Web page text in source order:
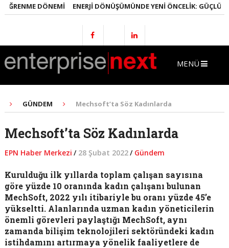
DÖNEMI ENERJI DÖNÜŞÜMÜNDE YENI ÖNCELIK: GÜÇLÜ
MENÜ
GÜNDEM Mechsoft’ta Söz Kadınlarda
Mechsoft’ta Söz Kadınlarda
EPN Haber Merkezi / 28 Şubat 2022/ Gündem
Kurulduğu ilk yıllarda toplam çalışan sayısına
göre yüzde 10 oranında kadın çalışanı bulunan
MechSoft, 2022 yılı itibariyle bu oranı yüzde 45’e
yükseltti. Alanlarında uzman kadın yöneticilerin
önemli görevleri paylaştığı MechSoft, aynı
zamanda bilişim teknolojileri sektöründeki kadın
istihdamını artırmaya yönelik faaliyetlere de